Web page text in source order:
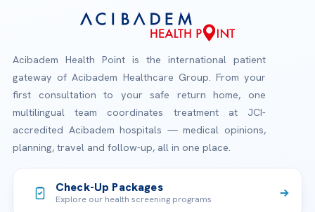
Acibadem Health Point is the international patient
gateway of Acibadem Healthcare Group. From your
first consultation to your safe return home, one
multilingual team coordinates treatment at JCI-
accredited Acibadem hospitals — medical opinions,
planning, travel and follow-up, all in one place.
Check-Up Packages
Explore our health screening programs